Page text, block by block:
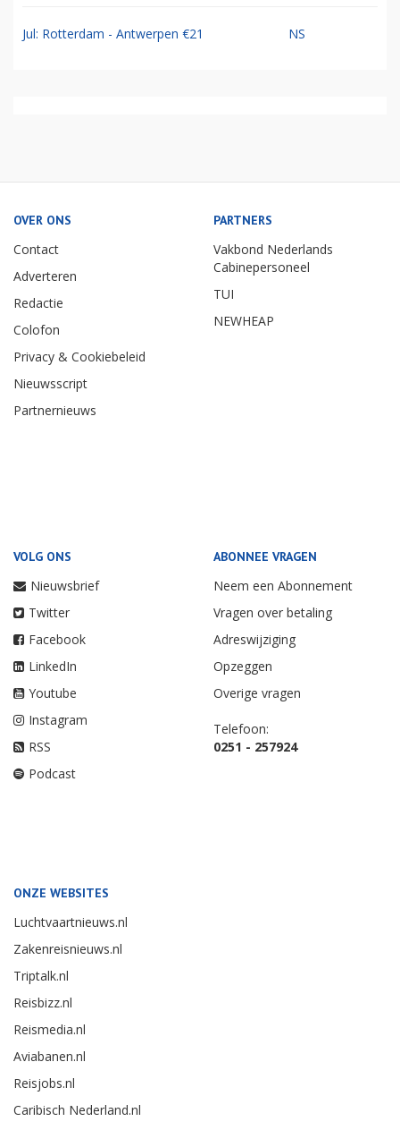
Jul: Rotterdam - Antwerpen €21 NS
OVER ONS
Contact
Adverteren
Redactie
Colofon
Privacy & Cookiebeleid
Nieuwsscript
Partnernieuws
PARTNERS
Vakbond Nederlands
Cabinepersoneel
TUI
NEWHEAP
VOLG ONS
Nieuwsbrief
Twitter
Facebook
LinkedIn
Youtube
Instagram
RSS
Podcast
ABONNEE VRAGEN
Neem een Abonnement
Vragen over betaling
Adreswijziging
Opzeggen
Overige vragen
Telefoon:
0251 - 257924
ONZE WEBSITES
Luchtvaartnieuws.nl
Zakenreisnieuws.nl
Triptalk.nl
Reisbizz.nl
Reismedia.nl
Aviabanen.nl
Reisjobs.nl
Caribisch Nederland.nl